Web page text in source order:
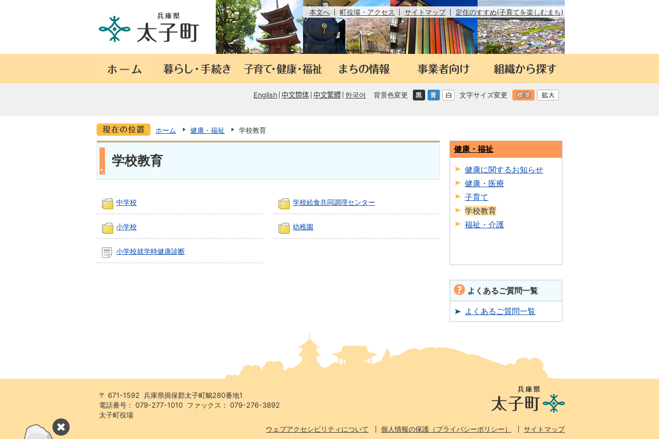
本文へ 町役場・アクセス サイトマップ 定住のすすめ(子育てを楽しむまち)
English 中文筒体 中文繁體 한국어 背景色変更 文字サイズ変更
ホーム 健康・福祉 学校教育
学校教育
中学校 学校給食共同調理センター
小学校 幼稚園
小学校就学時健康診断
健康・福祉
健康に関するお知らせ
健康・医療
子育て
学校教育
福祉・介護
よくあるご質問一覧
よくあるご質問一覧
庫
県
子
〒 671-1592 兵庫県揖保郡太子町鵤280番地1
電話番号： 079-277-1010 ファックス： 079-276-3892
太子町役場
ウェブアクセシビリティについて
個人情報の保護（プライバシーポリシー） サイトマップ